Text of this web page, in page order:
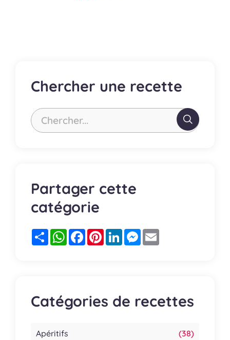
Chercher une recette
Chercher...
Partager cette
catégorie
PartagerWhatsApp
FacebookPinterestLinkedInMessenger
Catégories de recettes
Apéritifs (38)